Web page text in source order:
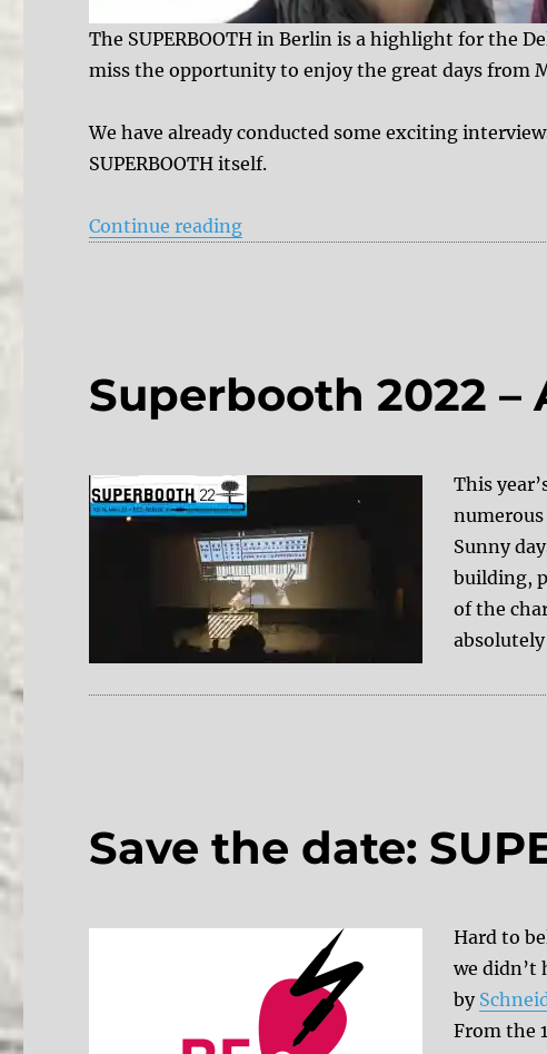
The SUPERBOOTH in Berlin is a highlight for the
miss the opportunity to enjoy the great days from
We have already conducted some exciting
SUPERBOOTH itself.
Continue reading“Team DelayDude at
Superbooth 2022 –
This
numerous
Sunny
building,
of the
Save the date:
Hard to
we didn’t
by
From the